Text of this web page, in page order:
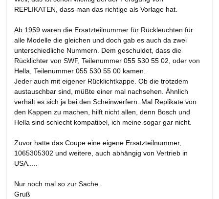
REPLIKATEN, dass man das richtige als Vorlage hat.
Ab 1959 waren die Ersatzteilnummer für Rückleuchten für
alle Modelle die gleichen und doch gab es auch da zwei
unterschiedliche Nummern. Dem geschuldet, dass die
Rücklichter von SWF, Teilenummer 055 530 55 02, oder von
Hella, Teilenummer 055 530 55 00 kamen.
Jeder auch mit eigener Rücklichtkappe. Ob die trotzdem
austauschbar sind, müßte einer mal nachsehen. Ähnlich
verhält es sich ja bei den Scheinwerfern. Mal Replikate von
den Kappen zu machen, hilft nicht allen, denn Bosch und
Hella sind schlecht kompatibel, ich meine sogar gar nicht.
Zuvor hatte das Coupe eine eigene Ersatzteilnummer,
1065305302 und weitere, auch abhängig von Vertrieb in
USA.....
Nur noch mal so zur Sache.
Gruß